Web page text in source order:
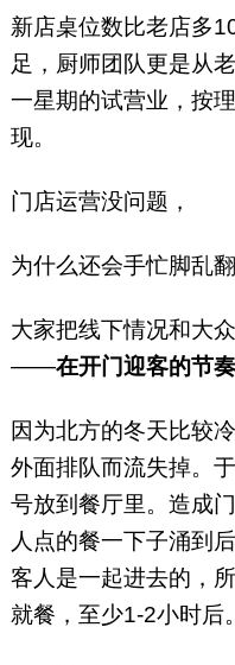
新店桌位数比老店多
足，厨师团队更是从
一星期的试营业，按
现。
门店运营没问题，
为什么还会手忙脚乱
大家把线下情况和大
——在开门迎客的节
因为北方的冬天比较
外面排队而流失掉。
号放到餐厅里。造成
人点的餐一下子涌到
客人是一起进去的，
就餐，至少1-2小时后。